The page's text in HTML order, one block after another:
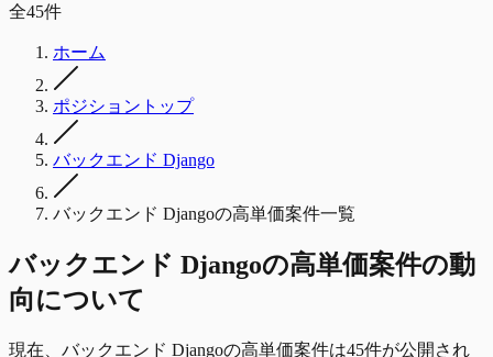
全45件
ホーム
ポジショントップ
バックエンド Django
バックエンド Djangoの高単価案件一覧
バックエンド Djangoの高単価案件の動
向について
現在、バックエンド Djangoの高単価案件は45件が公開され